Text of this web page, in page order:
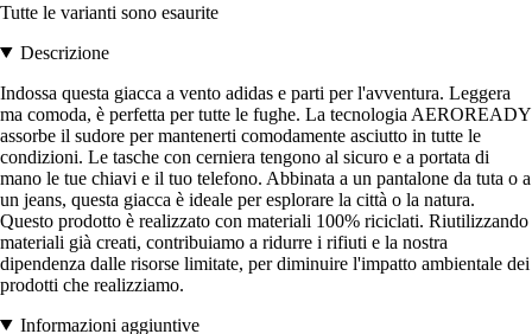
Tutte le varianti sono esaurite
Descrizione
Indossa questa giacca a vento adidas e parti per l'avventura. Leggera
ma comoda, è perfetta per tutte le fughe. La tecnologia AEROREADY
assorbe il sudore per mantenerti comodamente asciutto in tutte le
condizioni. Le tasche con cerniera tengono al sicuro e a portata di
mano le tue chiavi e il tuo telefono. Abbinata a un pantalone da tuta o a
un jeans, questa giacca è ideale per esplorare la città o la natura.
Questo prodotto è realizzato con materiali 100% riciclati. Riutilizzando
materiali già creati, contribuiamo a ridurre i rifiuti e la nostra
dipendenza dalle risorse limitate, per diminuire l'impatto ambientale dei
prodotti che realizziamo.
Informazioni aggiuntive